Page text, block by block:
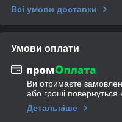
Всі умови доставки
Умови оплати
Ви отримаєте
або гроші повернуться
Детальніше